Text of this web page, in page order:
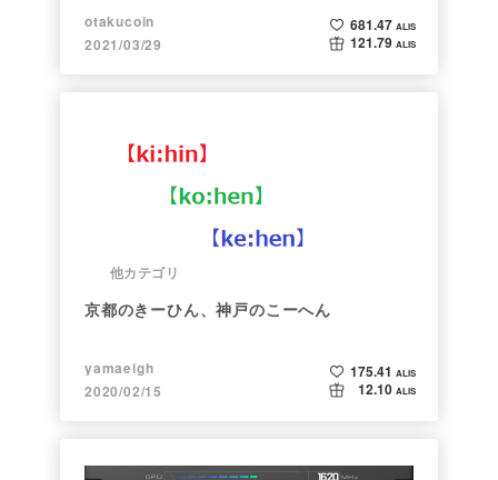
ト】
otakucoin
2021/03/29
681.47 ALIS
121.79 ALIS
他カテゴリ
京都のきーひん、神戸のこーへん
yamaeigh
2020/02/15
175.41 ALIS
12.10 ALIS